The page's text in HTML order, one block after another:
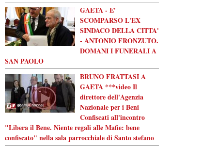
GAETA - E'
SCOMPARSO L'EX
SINDACO DELLA CITTA'
- ANTONIO FRONZUTO.
DOMANI I FUNERALI A
SAN PAOLO
BRUNO FRATTASI A
GAETA ***video Il
direttore dell'Agenzia
Nazionale per i Beni
Confiscati all'incontro
"Libera il Bene. Niente regali alle Mafie: bene
confiscato" nella sala parrocchiale di Santo stefano